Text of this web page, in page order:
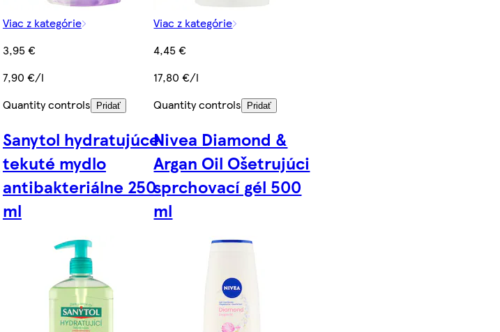
Viac z kategórie
3,95 €
7,90 €/l
Quantity controls
Pridať
Viac z kategórie
4,45 €
17,80 €/l
Quantity controls
Pridať
Sanytol hydratujúce
tekuté mydlo
antibakteriálne 250
ml
Nivea Diamond &
Argan Oil Ošetrujúci
sprchovací gél 500
ml